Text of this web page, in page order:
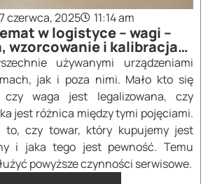
czerwca, 2025 11:14 am
w logistyce – wagi –
wzorcowanie i kalibracja…
używanymi urządzeniami
jak i poza nimi. Mało kto się
waga jest legalizowana, czy
jest różnica między tymi pojęciami.
to, czy towar, który kupujemy jest
i jaka tego jest pewność. Temu
powyższe czynności serwisowe.